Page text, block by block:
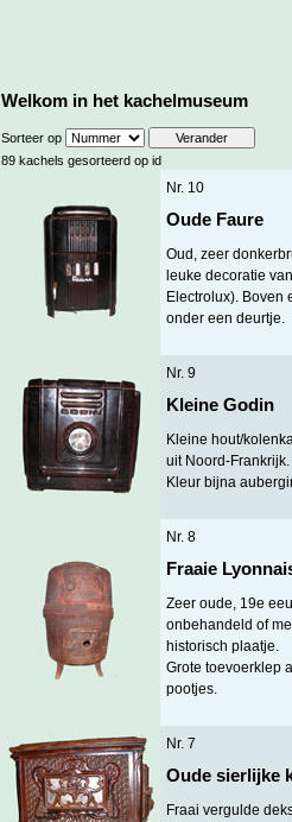
Welkom in het kachelmuseum
Sorteer op
89 kachels gesorteerd op id
Nr. 10
Oude Faure
Oud, zeer
leuke decoratie
Electrolux). Boven
onder een deurtje.
Nr. 9
Kleine Godin
Kleine hout/
uit Noord-
Kleur bijna
Nr. 8
Fraaie
Zeer oude, 19e
onbehandeld of
historisch plaatje.
Grote toevoerklep
pootjes.
Nr. 7
Oude sierlijke
Fraai vergulde